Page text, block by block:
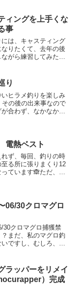
というご案内なので
ーい👏💗...
ィングを上手くな
事
は、キャスティング
りたくて、去年の後
がら練習してみた
っている友達に伝授
てみました...
り
ヒラメ釣りを楽しみ
その後の出来事なので
合わず、なかなか受
は、...
熱ベスト
ず、毎回、釣りの時
る所に張りまくり12
ています🙈ただ、冬
が悪い...
06/30クロマグロ
30クロマグロ捕獲禁
まだ、私のマグロ釣
ですし、むしろ、ク
。去年の8/21以降、
ッパーをリメイ
）完成